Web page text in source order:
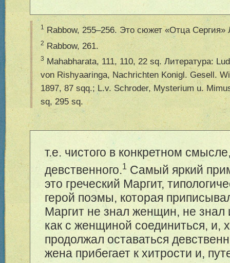
1 Rabbow, 255–256. Это сюжет «Отца Сергия»
2 Rabbow, 261.
3 Mahabharata, 111, 110, 22 sq. Литература:
von Rishyaaringa, Nachrichten Konigl. Gesell.
1897, 87 sqq.; L.v. Schroder, Mysterium u.
sq, 295 sq.
т.е. чистого в конкретном
девственного.1 Самый яркий
это греческий Маргит,
герой поэмы, которая
Маргит не знал женщин, не знал
как с женщиной соединиться, и,
продолжал оставаться
жена прибегает к хитрости и,